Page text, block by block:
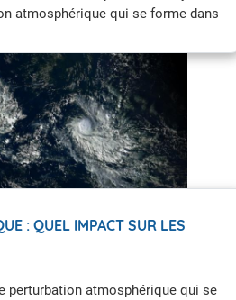
atmosphérique qui se forme dans
basse.
: QUEL IMPACT SUR LES
perturbation atmosphérique qui se